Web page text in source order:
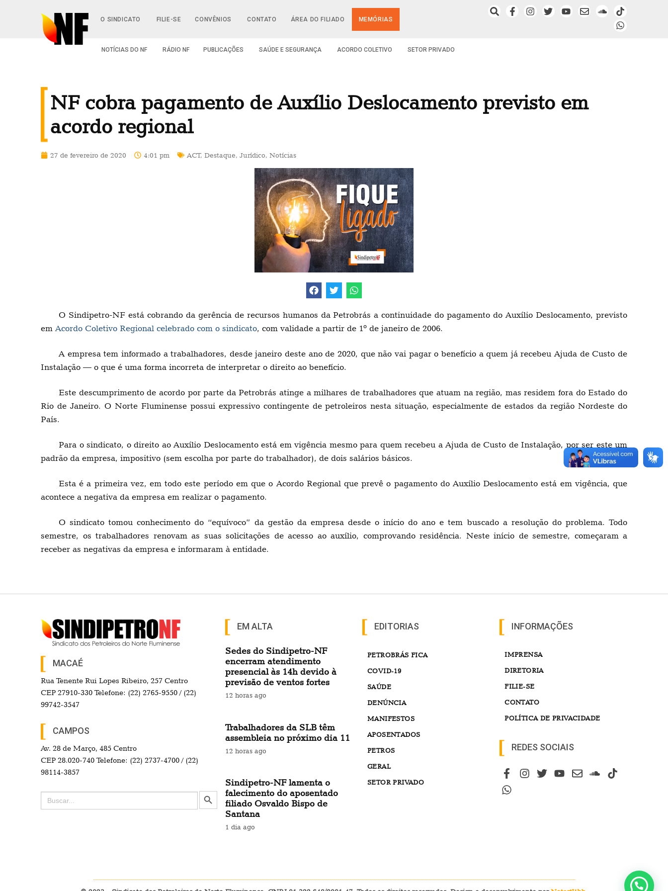
O SINDICATO FILIE-SE CONVÊNIOS CONTATO ÁREA DO FILIADO MEMÓRIAS
NOTÍCIAS DO NF RÁDIO NF PUBLICAÇÕES SAÚDE E SEGURANÇA ACORDO COLETIVO SETOR PRIVADO
NF cobra pagamento de Auxílio Deslocamento previsto em
acordo regional
27 de fevereiro de 2020 4:01 pm ACT, Destaque, Jurídico, Notícias
O Sindipetro-NF está cobrando da gerência de recursos humanos da Petrobrás a continuidade do pagamento do Auxílio Deslocamento, previsto
em Acordo Coletivo Regional celebrado com o sindicato, com validade a partir de 1º de janeiro de 2006.
A empresa tem informado a trabalhadores, desde janeiro deste ano de 2020, que não vai pagar o benefício a quem já recebeu Ajuda de Custo de
Instalação — o que é uma forma incorreta de interpretar o direito ao benefício.
Este descumprimento de acordo por parte da Petrobrás atinge a milhares de trabalhadores que atuam na região, mas residem fora do Estado do
Rio de Janeiro. O Norte Fluminense possui expressivo contingente de petroleiros nesta situação, especialmente de estados da região Nordeste do
País.
Para o sindicato, o direito ao Auxílio Deslocamento está em vigência mesmo para quem recebeu a Ajuda de Custo de Instalação, por ser este um
padrão da empresa, impositivo (sem escolha por parte do trabalhador), de dois salários básicos.
Esta é a primeira vez, em todo este período em que o Acordo Regional que prevê o pagamento do Auxílio Deslocamento está em vigência, que
acontece a negativa da empresa em realizar o pagamento.
O sindicato tomou conhecimento do “equívoco” da gestão da empresa desde o início do ano e tem buscado a resolução do problema. Todo
semestre, os trabalhadores renovam as suas solicitações de acesso ao auxílio, comprovando residência. Neste início de semestre, começaram a
receber as negativas da empresa e informaram à entidade.
MACAÉ
Rua Tenente Rui Lopes Ribeiro, 257 Centro
CEP 27910-330 Telefone: (22) 2765-9550 / (22)
99742-3547
CAMPOS
Av. 28 de Março, 485 Centro
CEP 28.020-740 Telefone: (22) 2737-4700 / (22)
98114-3857
Search
for:
Search Button
EM ALTA
Sedes do Sindipetro-NF
encerram atendimento
presencial às 14h devido à
previsão de ventos fortes
12 horas ago
Trabalhadores da SLB têm
assembleia no próximo dia 11
12 horas ago
Sindipetro-NF lamenta o
falecimento do aposentado
filiado Osvaldo Bispo de
Santana
1 dia ago
EDITORIAS
PETROBRÁS FICA
COVID-19
SAÚDE
DENÚNCIA
MANIFESTOS
APOSENTADOS
PETROS
GERAL
SETOR PRIVADO
INFORMAÇÕES
IMPRENSA
DIRETORIA
FILIE-SE
CONTATO
POLÍTICA DE PRIVACIDADE
REDES SOCIAIS